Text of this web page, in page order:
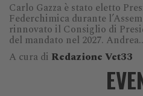
Carlo Gazza è stato eletto
Federchimica durante
rinnovato il Consiglio di
del mandato nel 2027.
A cura di Redazione Vet33